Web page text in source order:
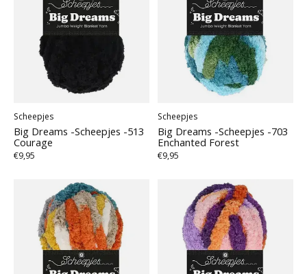
Scheepjes
Big Dreams -Scheepjes -513
Courage
€9,95
Scheepjes
Big Dreams -Scheepjes -703
Enchanted Forest
€9,95